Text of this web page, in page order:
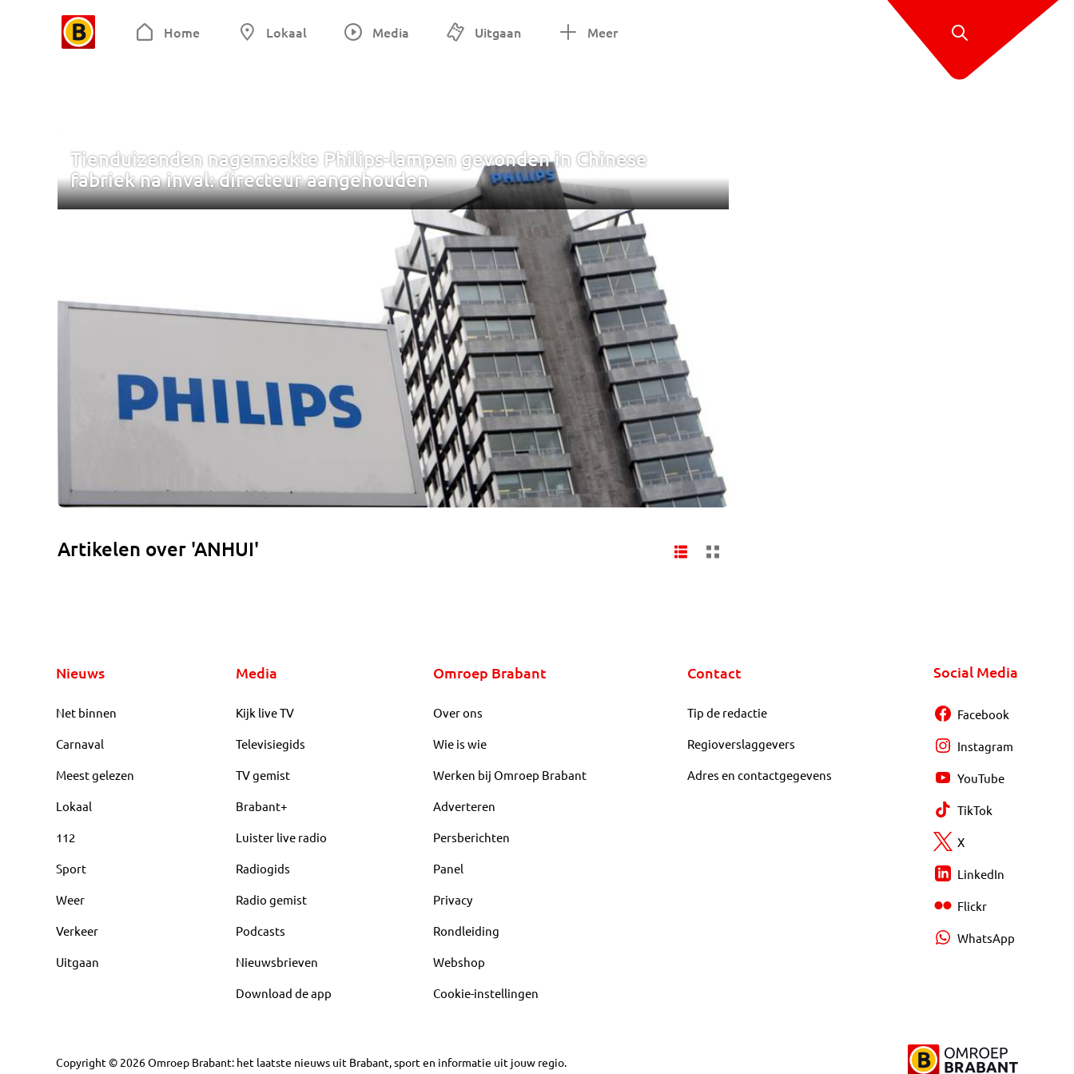
Home Lokaal Media Uitgaan Meer
Tienduizenden nagemaakte Philips-lampen gevonden in Chinese
fabriek na inval: directeur aangehouden
Artikelen over 'ANHUI'
Nieuws
Net binnen
Carnaval
Meest gelezen
Lokaal
112
Sport
Weer
Verkeer
Uitgaan
Media
Kijk live TV
Televisiegids
TV gemist
Brabant+
Luister live radio
Radiogids
Radio gemist
Podcasts
Nieuwsbrieven
Download de app
Omroep Brabant
Over ons
Wie is wie
Werken bij Omroep Brabant
Adverteren
Persberichten
Panel
Privacy
Rondleiding
Webshop
Cookie-instellingen
Contact
Tip de redactie
Regioverslaggevers
Adres en contactgegevens
Social Media
Facebook
Instagram
YouTube
TikTok
X
LinkedIn
Flickr
WhatsApp
Copyright © 2026Omroep Brabant: het laatste nieuws uit Brabant, sport en informatie uit jouw regio.